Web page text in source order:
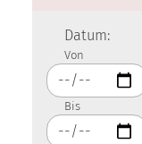
Datum:
Von
Bis